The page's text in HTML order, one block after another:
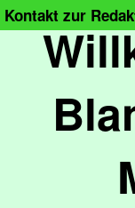
Kontakt zur